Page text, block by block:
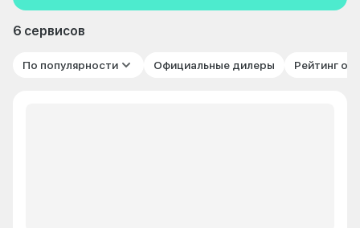
6 сервисов
По популярности Официальные дилеры Рейтинг